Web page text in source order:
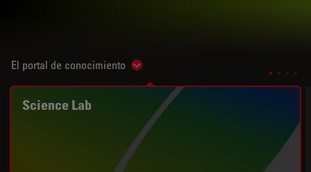
El portal de conocimiento Show subnavigation
Science Lab